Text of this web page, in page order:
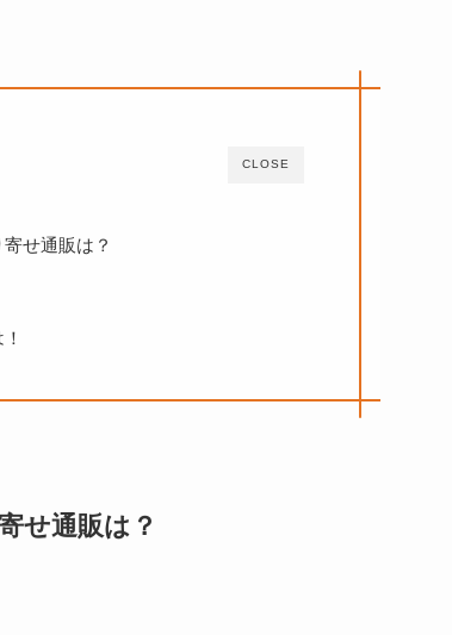
CLOSE
せ通販は？
せ通販は？